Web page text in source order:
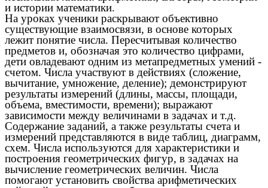
и истории математики.
На уроках ученики раскрывают объективно
существующие взаимосвязи, в основе которых
лежит понятие числа. Пересчитывая количество
предметов и, обозначая это количество цифрами,
дети овладевают одним из метапредметных умений -
счетом. Числа участвуют в действиях (сложение,
вычитание, умножение, деление); демонстрируют
результаты измерений (длины, массы, площади,
объема, вместимости, времени); выражают
зависимости между величинами в задачах и т.д.
Содержание заданий, а также результаты счета и
измерений представляются в виде таблиц, диаграмм,
схем. Числа используются для характеристики и
построения геометрических фигур, в задачах на
вычисление геометрических величин. Числа
помогают установить свойства арифметических